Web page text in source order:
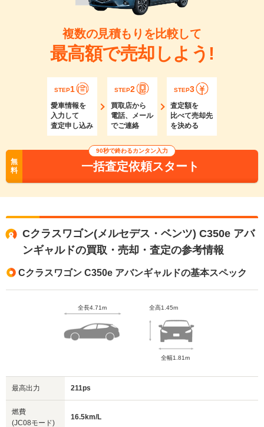
複数の見積もりを比較して
最高額で売却しよう!
STEP1
愛車情報を
入力して
査定申し込み
STEP2
買取店から
電話、メール
でご連絡
STEP3
査定額を
比べて売却先
を決める
無
料
90秒で終わるカンタン入力
一括査定依頼スタート
Cクラスワゴン(メルセデス・ベンツ) C350e アバ
ンギャルドの買取・売却・査定の参考情報
Cクラスワゴン C350e アバンギャルドの基本スペック
全長4.71m 全高1.45m
全幅1.81m
最高出力 211ps
燃費
(JC08モード)
16.5km/L